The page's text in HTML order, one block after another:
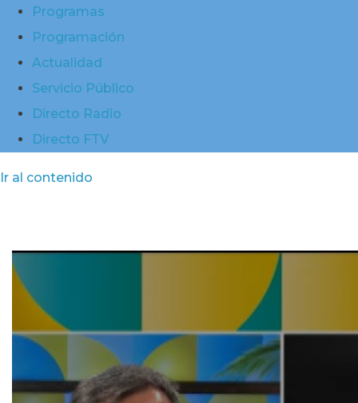
Programas
Programación
Actualidad
Servicio Público
Directo Radio
Directo FTV
Ir al contenido